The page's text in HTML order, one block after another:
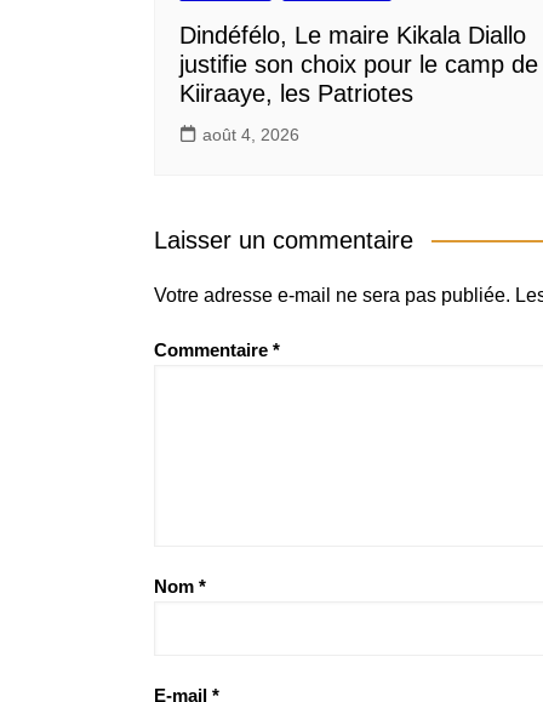
Dindéfélo, Le maire Kikala Diallo
justifie son choix pour le camp de
Kiiraaye, les Patriotes
août 4, 2026
Laisser un commentaire
Votre adresse e-mail ne sera pas publiée.
Commentaire *
Nom *
E-mail *